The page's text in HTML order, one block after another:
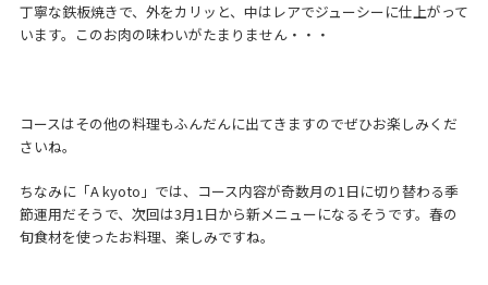
丁寧な鉄板焼きで、外をカリッと、中はレアでジューシーに仕上がって
います。このお肉の味わいがたまりません・・・
コースはその他の料理もふんだんに出てきますのでぜひお楽しみくだ
さいね。
ちなみに「A kyoto」では、コース内容が奇数月の1日に切り替わる季
節運用だそうで、次回は3月1日から新メニューになるそうです。春の
旬食材を使ったお料理、楽しみですね。